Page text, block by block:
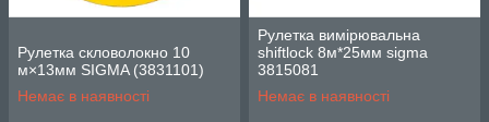
Рулетка скловолокно 10
м×13мм SIGMA (3831101)
Немає в наявності
Рулетка вимірювальна
shiftlock 8м*25мм sigma
3815081
Немає в наявності